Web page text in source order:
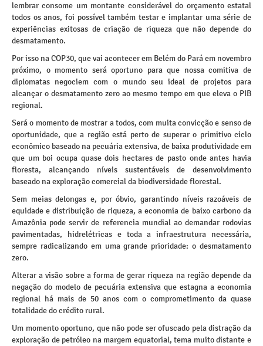
lembrar consome um montante considerável do orçamento estatal
todos os anos, foi possível também testar e implantar uma série de
experiências exitosas de criação de riqueza que não depende do
desmatamento.
Por isso na COP30, que vai acontecer em Belém do Pará em novembro
próximo, o momento será oportuno para que nossa comitiva de
diplomatas negociem com o mundo seu ideal de projetos para
alcançar o desmatamento zero ao mesmo tempo em que eleva o PIB
regional.
Será o momento de mostrar a todos, com muita convicção e senso de
oportunidade, que a região está perto de superar o primitivo ciclo
econômico baseado na pecuária extensiva, de baixa produtividade em
que um boi ocupa quase dois hectares de pasto onde antes havia
floresta, alcançando níveis sustentáveis de desenvolvimento
baseado na exploração comercial da biodiversidade florestal.
Sem meias delongas e, por óbvio, garantindo níveis razoáveis de
equidade e distribuição de riqueza, a economia de baixo carbono da
Amazônia pode servir de referencia mundial ao demandar rodovias
pavimentadas, hidrelétricas e toda a infraestrutura necessária,
sempre radicalizando em uma grande prioridade: o desmatamento
zero.
Alterar a visão sobre a forma de gerar riqueza na região depende da
negação do modelo de pecuária extensiva que estagna a economia
regional há mais de 50 anos com o comprometimento da quase
totalidade do crédito rural.
Um momento oportuno, que não pode ser ofuscado pela distração da
exploração de petróleo na margem equatorial, tema muito distante e